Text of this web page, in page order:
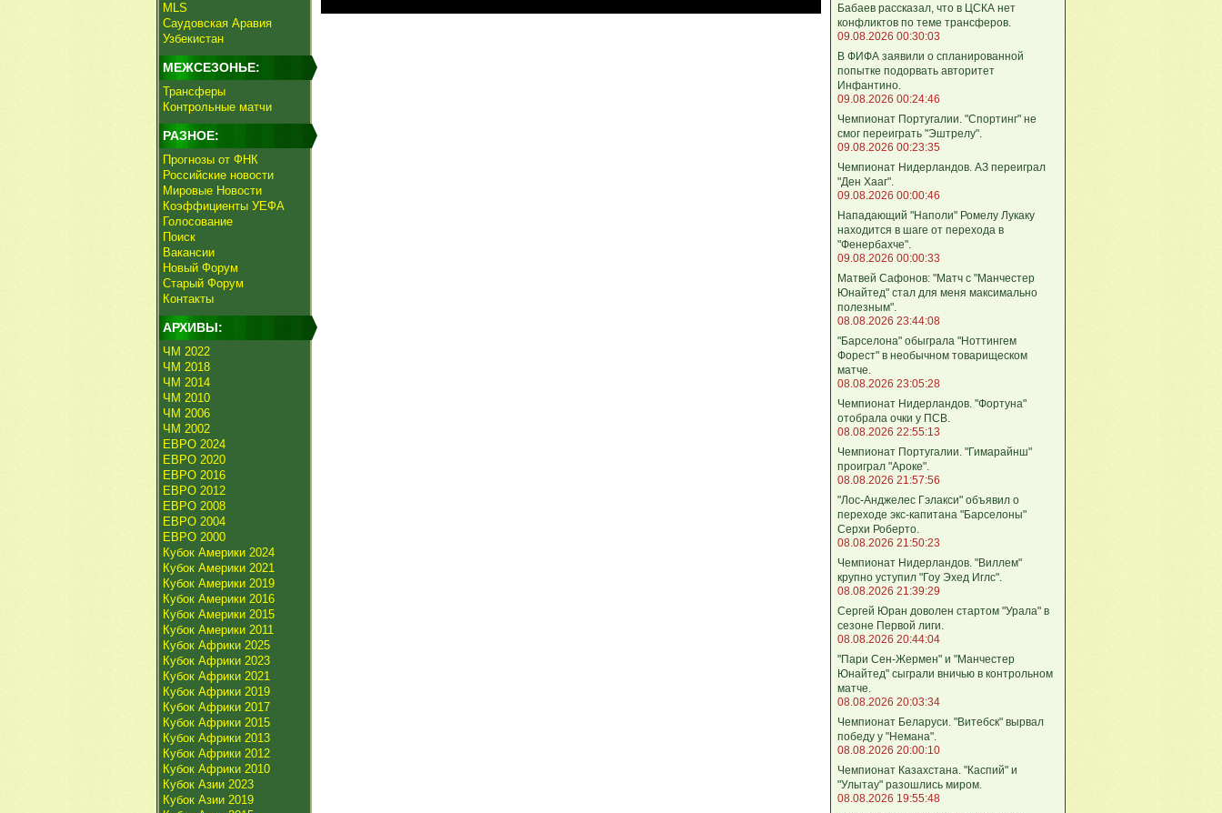
MLS
Саудовская Аравия
Узбекистан
МЕЖСЕЗОНЬЕ:
Трансферы
Контрольные матчи
РАЗНОЕ:
Прогнозы от ФНК
Российские новости
Мировые Новости
Коэффициенты УЕФА
Голосование
Поиск
Вакансии
Новый Форум
Старый Форум
Контакты
АРХИВЫ:
ЧМ 2022
ЧМ 2018
ЧМ 2014
ЧМ 2010
ЧМ 2006
ЧМ 2002
ЕВРО 2024
ЕВРО 2020
ЕВРО 2016
ЕВРО 2012
ЕВРО 2008
ЕВРО 2004
ЕВРО 2000
Кубок Америки 2024
Кубок Америки 2021
Кубок Америки 2019
Кубок Америки 2016
Кубок Америки 2015
Кубок Америки 2011
Кубок Африки 2025
Кубок Африки 2023
Кубок Африки 2021
Кубок Африки 2019
Кубок Африки 2017
Кубок Африки 2015
Кубок Африки 2013
Кубок Африки 2012
Кубок Африки 2010
Кубок Азии 2023
Кубок Азии 2019
Бабаев рассказал, что в ЦСКА нет
конфликтов по теме трансферов.
09.08.2026 00:30:03
В ФИФА заявили о спланированной
попытке подорвать авторитет
Инфантино.
09.08.2026 00:24:46
Чемпионат Португалии. "Спортинг" не
смог переиграть "Эштрелу".
09.08.2026 00:23:35
Чемпионат Нидерландов. АЗ переиграл
"Ден Хааг".
09.08.2026 00:00:46
Нападающий "Наполи" Ромелу Лукаку
находится в шаге от перехода в
"Фенербахче".
09.08.2026 00:00:33
Матвей Сафонов: "Матч с "Манчестер
Юнайтед" стал для меня максимально
полезным".
08.08.2026 23:44:08
"Барселона" обыграла "Ноттингем
Форест" в необычном товарищеском
матче.
08.08.2026 23:05:28
Чемпионат Нидерландов. "Фортуна"
отобрала очки у ПСВ.
08.08.2026 22:55:13
Чемпионат Португалии. "Гимарайнш"
проиграл "Ароке".
08.08.2026 21:57:56
"Лос-Анджелес Гэлакси" объявил о
переходе экс-капитана "Барселоны"
Серхи Роберто.
08.08.2026 21:50:23
Чемпионат Нидерландов. "Виллем"
крупно уступил "Гоу Эхед Иглс".
08.08.2026 21:39:29
Сергей Юран доволен стартом "Урала" в
сезоне Первой лиги.
08.08.2026 20:44:04
"Пари Сен-Жермен" и "Манчестер
Юнайтед" сыграли вничью в контрольном
матче.
08.08.2026 20:03:34
Чемпионат Беларуси. "Витебск" вырвал
победу у "Немана".
08.08.2026 20:00:10
Чемпионат Казахстана. "Каспий" и
"Улытау" разошлись миром.
08.08.2026 19:55:48